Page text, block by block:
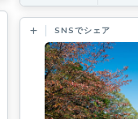
SNSでシェア